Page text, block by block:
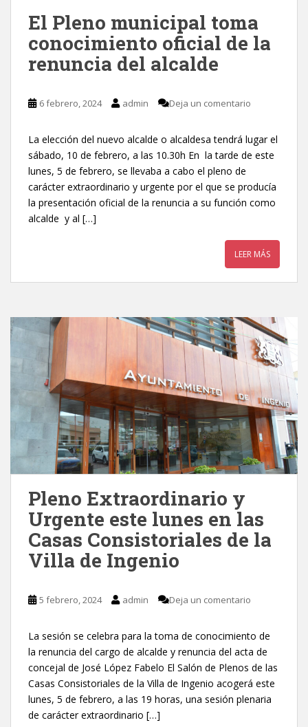
El Pleno municipal toma
conocimiento oficial de la
renuncia del alcalde
6 febrero, 2024 admin Deja un comentario
La elección del nuevo alcalde o alcaldesa tendrá lugar el
sábado, 10 de febrero, a las 10.30h En la tarde de este
lunes, 5 de febrero, se llevaba a cabo el pleno de
carácter extraordinario y urgente por el que se producía
la presentación oficial de la renuncia a su función como
alcalde y al […]
LEER MÁS
Pleno Extraordinario y
Urgente este lunes en las
Casas Consistoriales de la
Villa de Ingenio
5 febrero, 2024 admin Deja un comentario
La sesión se celebra para la toma de conocimiento de
la renuncia del cargo de alcalde y renuncia del acta de
concejal de José López Fabelo El Salón de Plenos de las
Casas Consistoriales de la Villa de Ingenio acogerá este
lunes, 5 de febrero, a las 19 horas, una sesión plenaria
de carácter extraordinario […]